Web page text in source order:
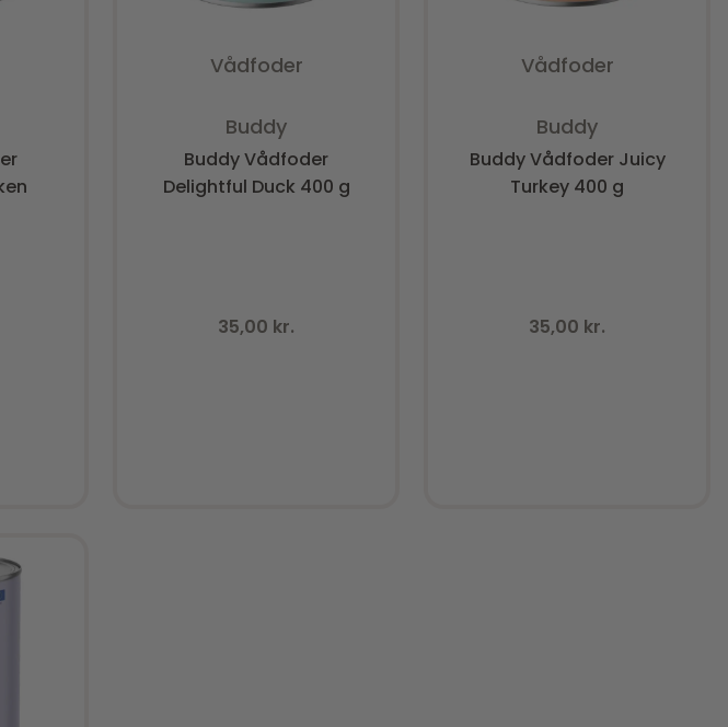
Vådfoder
Buddy
Buddy Vådfoder
Delightful Duck 400 g
35,00 kr.
Vådfoder
Buddy
Buddy Vådfoder Juicy
Turkey 400 g
35,00 kr.